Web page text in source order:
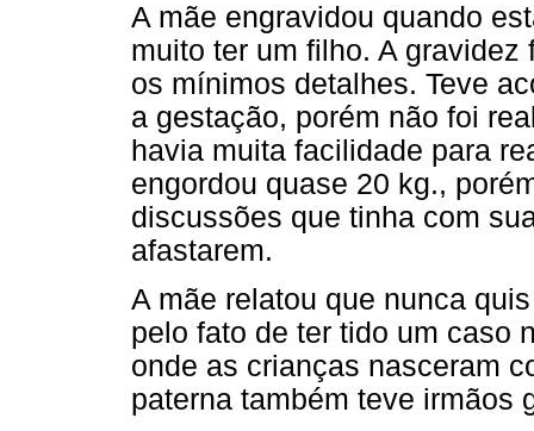
A mãe engravidou quando
muito ter um filho. A
os mínimos detalhes. Teve
a gestação, porém não foi
havia muita facilidade para
engordou quase 20 kg.,
discussões que tinha com
afastarem.
A mãe relatou que nunca
pelo fato de ter tido um caso
onde as crianças nasceram
paterna também teve irmãos